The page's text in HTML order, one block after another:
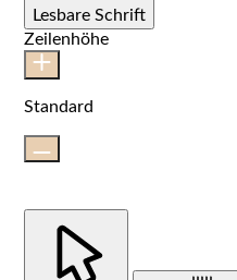
Lesbare Schrift
Zeilenhöhe
Standard